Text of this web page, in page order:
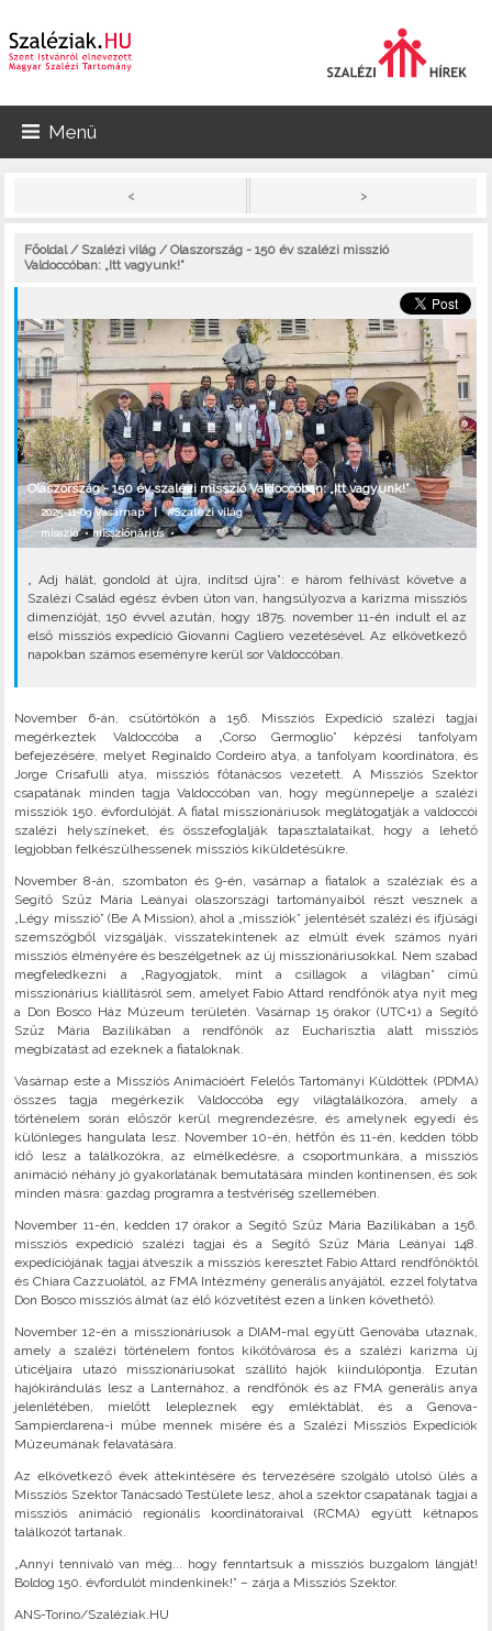
Menü
< >
Főoldal/ Szalézi világ / Olaszország - 150 év szalézi misszió
Valdoccóban: „Itt vagyunk!”
Olaszország - 150 év szalézi misszió Valdoccóban: „Itt vagyunk!”
2025-11-09 Vasárnap |#Szalézi világ
misszió•misszionárius•
„ Adj hálát, gondold át újra, indítsd újra”: e három felhívást követve a
Szalézi Család egész évben úton van, hangsúlyozva a karizma missziós
dimenzióját, 150 évvel azután, hogy 1875. november 11-én indult el az
első missziós expedíció Giovanni Cagliero vezetésével. Az elkövetkező
napokban számos eseményre kerül sor Valdoccóban.
November 6-án, csütörtökön a 156. Missziós Expedíció szalézi tagjai
megérkeztek Valdoccóba a „Corso Germoglio” képzési tanfolyam
befejezésére, melyet Reginaldo Cordeiro atya, a tanfolyam koordinátora, és
Jorge Crisafulli atya, missziós főtanácsos vezetett. A Missziós Szektor
csapatának minden tagja Valdoccóban van, hogy megünnepelje a szalézi
missziók 150. évfordulóját. A fiatal misszionáriusok meglátogatják a valdoccói
szalézi helyszíneket, és összefoglalják tapasztalataikat, hogy a lehető
legjobban felkészülhessenek missziós kiküldetésükre.
November 8-án, szombaton és 9-én, vasárnap a fiatalok a szaléziak és a
Segítő Szűz Mária Leányai olaszországi tartományaiból részt vesznek a
„Légy misszió” (Be A Mission), ahol a „missziók” jelentését szalézi és ifjúsági
szemszögből vizsgálják, visszatekintenek az elmúlt évek számos nyári
missziós élményére és beszélgetnek az új misszionáriusokkal. Nem szabad
megfeledkezni a „Ragyogjatok, mint a csillagok a világban” című
misszionárius kiállításról sem, amelyet Fabio Attard rendfőnök atya nyit meg
a Don Bosco Ház Múzeum területén. Vasárnap 15 órakor (UTC+1) a Segítő
Szűz Mária Bazilikában a rendfőnök az Eucharisztia alatt missziós
megbízatást ad ezeknek a fiataloknak.
Vasárnap este a Missziós Animációért Felelős Tartományi Küldöttek (PDMA)
összes tagja megérkezik Valdoccóba egy világtalálkozóra, amely a
történelem során először kerül megrendezésre, és amelynek egyedi és
különleges hangulata lesz. November 10-én, hétfőn és 11-én, kedden több
idő lesz a találkozókra, az elmélkedésre, a csoportmunkára, a missziós
animáció néhány jó gyakorlatának bemutatására minden kontinensen, és sok
minden másra: gazdag programra a testvériség szellemében.
November 11-én, kedden 17 órakor a Segítő Szűz Mária Bazilikában a 156.
missziós expedíció szalézi tagjai és a Segítő Szűz Mária Leányai 148.
expedíciójának tagjai átveszik a missziós keresztet Fabio Attard rendfőnöktől
és Chiara Cazzuolától, az FMA Intézmény generális anyájától, ezzel folytatva
Don Bosco missziós álmát (az élő közvetítést ezen a linken követhető).
November 12-én a misszionáriusok a DIAM-mal együtt Genovába utaznak,
amely a szalézi történelem fontos kikötővárosa és a szalézi karizma új
úticéljaira utazó misszionáriusokat szállító hajók kiindulópontja. Ezután
hajókirándulás lesz a Lanternához, a rendfőnök és az FMA generális anya
jelenlétében, mielőtt lelepleznek egy emléktáblát, és a Genova-
Sampierdarena-i műbe mennek misére és a Szalézi Missziós Expedíciók
Múzeumának felavatására.
Az elkövetkező évek áttekintésére és tervezésére szolgáló utolsó ülés a
Missziós Szektor Tanácsadó Testülete lesz, ahol a szektor csapatának tagjai a
missziós animáció regionális koordinátoraival (RCMA) együtt kétnapos
találkozót tartanak.
„Annyi tennivaló van még... hogy fenntartsuk a missziós buzgalom lángját!
Boldog 150. évfordulót mindenkinek!” – zárja a Missziós Szektor.
ANS-Torino/Szaléziak.HU